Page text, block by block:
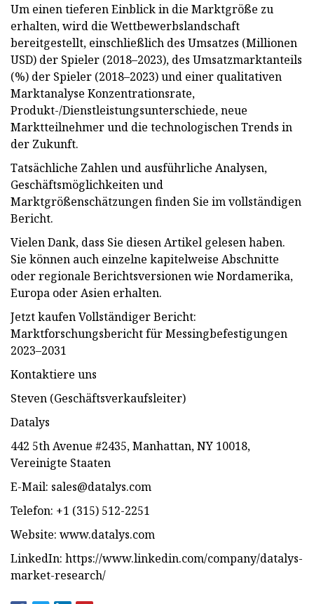
Um einen tieferen Einblick in die Marktgröße zu
erhalten, wird die Wettbewerbslandschaft
bereitgestellt, einschließlich des Umsatzes (Millionen
USD) der Spieler (2018–2023), des Umsatzmarktanteils
(%) der Spieler (2018–2023) und einer qualitativen
Marktanalyse Konzentrationsrate,
Produkt-/Dienstleistungsunterschiede, neue
Marktteilnehmer und die technologischen Trends in
der Zukunft.
Tatsächliche Zahlen und ausführliche Analysen,
Geschäftsmöglichkeiten und
Marktgrößenschätzungen finden Sie im vollständigen
Bericht.
Vielen Dank, dass Sie diesen Artikel gelesen haben.
Sie können auch einzelne kapitelweise Abschnitte
oder regionale Berichtsversionen wie Nordamerika,
Europa oder Asien erhalten.
Jetzt kaufen Vollständiger Bericht:
Marktforschungsbericht für Messingbefestigungen
2023–2031
Kontaktiere uns
Steven (Geschäftsverkaufsleiter)
Datalys
442 5th Avenue #2435, Manhattan, NY 10018,
Vereinigte Staaten
E-Mail: sales@datalys.com
Telefon: +1 (315) 512-2251
Website: www.datalys.com
LinkedIn: https://www.linkedin.com/company/datalys-
market-research/